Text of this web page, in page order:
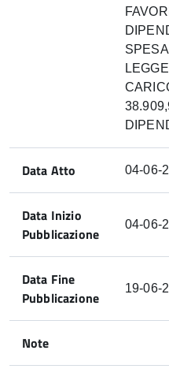
Data Atto 04-06-
Data Inizio
Pubblicazione
04-06-
Data Fine
Pubblicazione
19-06-
Note